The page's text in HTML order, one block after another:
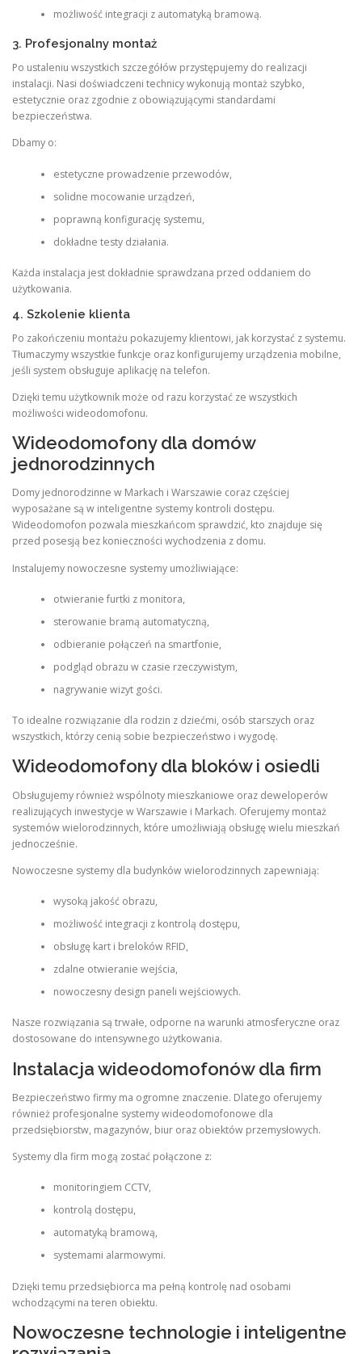
możliwość integracji z automatyką bramową.
3. Profesjonalny montaż
Po ustaleniu wszystkich szczegółów przystępujemy do realizacji
instalacji. Nasi doświadczeni technicy wykonują montaż szybko,
estetycznie oraz zgodnie z obowiązującymi standardami
bezpieczeństwa.
Dbamy o:
estetyczne prowadzenie przewodów,
solidne mocowanie urządzeń,
poprawną konfigurację systemu,
dokładne testy działania.
Każda instalacja jest dokładnie sprawdzana przed oddaniem do
użytkowania.
4. Szkolenie klienta
Po zakończeniu montażu pokazujemy klientowi, jak korzystać z systemu.
Tłumaczymy wszystkie funkcje oraz konfigurujemy urządzenia mobilne,
jeśli system obsługuje aplikację na telefon.
Dzięki temu użytkownik może od razu korzystać ze wszystkich
możliwości wideodomofonu.
Wideodomofony dla domów
jednorodzinnych
Domy jednorodzinne w Markach i Warszawie coraz częściej
wyposażane są w inteligentne systemy kontroli dostępu.
Wideodomofon pozwala mieszkańcom sprawdzić, kto znajduje się
przed posesją bez konieczności wychodzenia z domu.
Instalujemy nowoczesne systemy umożliwiające:
otwieranie furtki z monitora,
sterowanie bramą automatyczną,
odbieranie połączeń na smartfonie,
podgląd obrazu w czasie rzeczywistym,
nagrywanie wizyt gości.
To idealne rozwiązanie dla rodzin z dziećmi, osób starszych oraz
wszystkich, którzy cenią sobie bezpieczeństwo i wygodę.
Wideodomofony dla bloków i osiedli
Obsługujemy również wspólnoty mieszkaniowe oraz deweloperów
realizujących inwestycje w Warszawie i Markach. Oferujemy montaż
systemów wielorodzinnych, które umożliwiają obsługę wielu mieszkań
jednocześnie.
Nowoczesne systemy dla budynków wielorodzinnych zapewniają:
wysoką jakość obrazu,
możliwość integracji z kontrolą dostępu,
obsługę kart i breloków RFID,
zdalne otwieranie wejścia,
nowoczesny design paneli wejściowych.
Nasze rozwiązania są trwałe, odporne na warunki atmosferyczne oraz
dostosowane do intensywnego użytkowania.
Instalacja wideodomofonów dla firm
Bezpieczeństwo firmy ma ogromne znaczenie. Dlatego oferujemy
również profesjonalne systemy wideodomofonowe dla
przedsiębiorstw, magazynów, biur oraz obiektów przemysłowych.
Systemy dla firm mogą zostać połączone z:
monitoringiem CCTV,
kontrolą dostępu,
automatyką bramową,
systemami alarmowymi.
Dzięki temu przedsiębiorca ma pełną kontrolę nad osobami
wchodzącymi na teren obiektu.
Nowoczesne technologie i inteligentne